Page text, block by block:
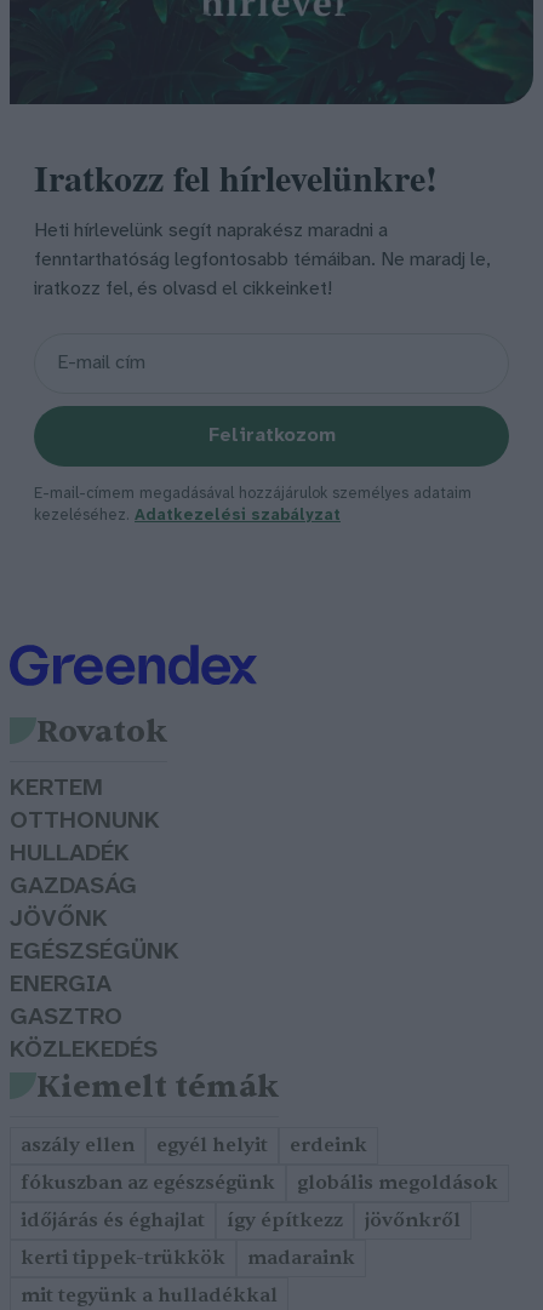
Iratkozz fel hírlevelünkre!
Heti hírlevelünk segít naprakész maradni a
fenntarthatóság legfontosabb témáiban. Ne maradj le,
iratkozz fel, és olvasd el cikkeinket!
Feliratkozom
E-mail-címem megadásával hozzájárulok személyes adataim
kezeléséhez. Adatkezelési szabályzat
Rovatok
KERTEM
OTTHONUNK
HULLADÉK
GAZDASÁG
JÖVŐNK
EGÉSZSÉGÜNK
ENERGIA
GASZTRO
KÖZLEKEDÉS
Kiemelt témák
aszály ellen egyél helyit
erdeink
fókuszban az egészségünk
globális megoldások
időjárás és éghajlat
így építkezz
jövőnkről
kerti tippek-trükkök
madaraink
mit tegyünk a hulladékkal